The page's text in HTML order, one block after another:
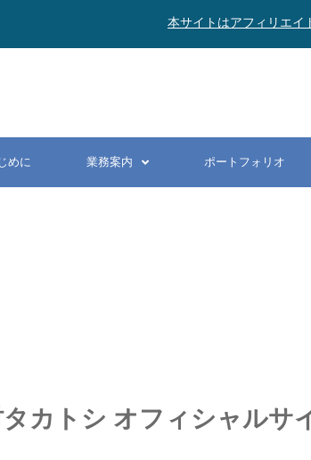
本サイトはアフィリエイ
めに 業務案内 ポートフォリオ
カトシ オフィシャルサ